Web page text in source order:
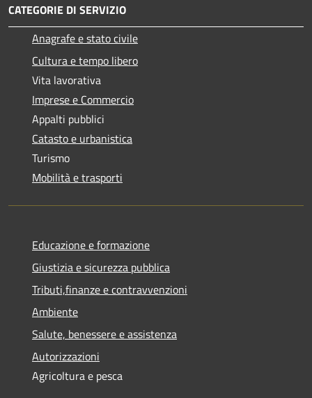
CATEGORIE DI SERVIZIO
Anagrafe e stato civile
Cultura e tempo libero
Vita lavorativa
Imprese e Commercio
Appalti pubblici
Catasto e urbanistica
Turismo
Mobilità e trasporti
Educazione e formazione
Giustizia e sicurezza pubblica
Tributi,finanze e contravvenzioni
Ambiente
Salute, benessere e assistenza
Autorizzazioni
Agricoltura e pesca